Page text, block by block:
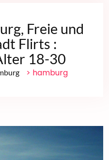
Freie und
Flirts :
18-30
> hamburg